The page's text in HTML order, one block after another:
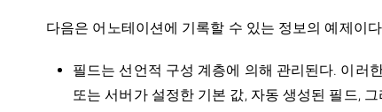
다음은 어노테이션에 기록할 수 있는 정보의 예제이
필드는 선언적 구성 계층에 의해 관리된다. 이러
또는 서버가 설정한 기본 값, 자동 생성된 필드,